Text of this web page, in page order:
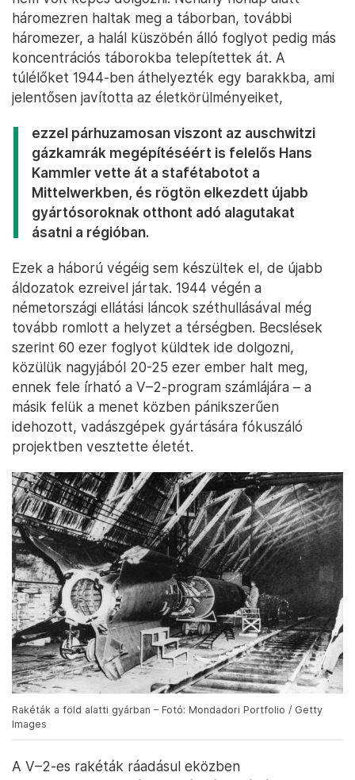
háromezren haltak meg a táborban, további
háromezer, a halál küszöbén álló foglyot pedig más
koncentrációs táborokba telepítettek át. A
túlélőket 1944-ben áthelyezték egy barakkba, ami
jelentősen javította az életkörülményeiket,
ezzel párhuzamosan viszont az auschwitzi
gázkamrák megépítéséért is felelős Hans
Kammler vette át a stafétabotot a
Mittelwerkben, és rögtön elkezdett újabb
gyártósoroknak otthont adó alagutakat
ásatni a régióban.
Ezek a háború végéig sem készültek el, de újabb
áldozatok ezreivel jártak. 1944 végén a
németországi ellátási láncok széthullásával még
tovább romlott a helyzet a térségben. Becslések
szerint 60 ezer foglyot küldtek ide dolgozni,
közülük nagyjából 20-25 ezer ember halt meg,
ennek fele írható a V–2-program számlájára – a
másik felük a menet közben pánikszerűen
idehozott, vadászgépek gyártására fókuszáló
projektben vesztette életét.
Rakéták a föld alatti gyárban – Fotó: Mondadori Portfolio / Getty
Images
A V–2-es rakéták ráadásul eközben